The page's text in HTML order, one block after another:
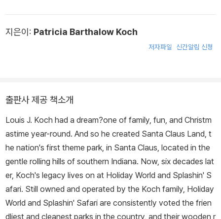
지은이: Patricia Barthalow Koch
저자파일 신간알림 신청
출판사 제공 책소개
Louis J. Koch had a dream?one of family, fun, and Christm
astime year-round. And so he created Santa Claus Land, t
he nation's first theme park, in Santa Claus, located in the
gentle rolling hills of southern Indiana. Now, six decades lat
er, Koch's legacy lives on at Holiday World and Splashin' S
afari. Still owned and operated by the Koch family, Holiday
World and Splashin' Safari are consistently voted the frien
dliest and cleanest parks in the country, and their wooden r